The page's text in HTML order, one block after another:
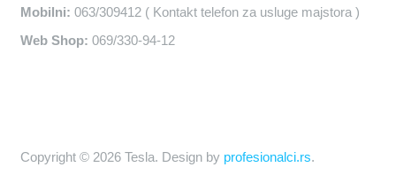
Mobilni: 063/309412 ( Kontakt telefon za usluge majstora )
Web Shop: 069/330-94-12
Copyright © 2026 Tesla. Design by profesionalci.rs.